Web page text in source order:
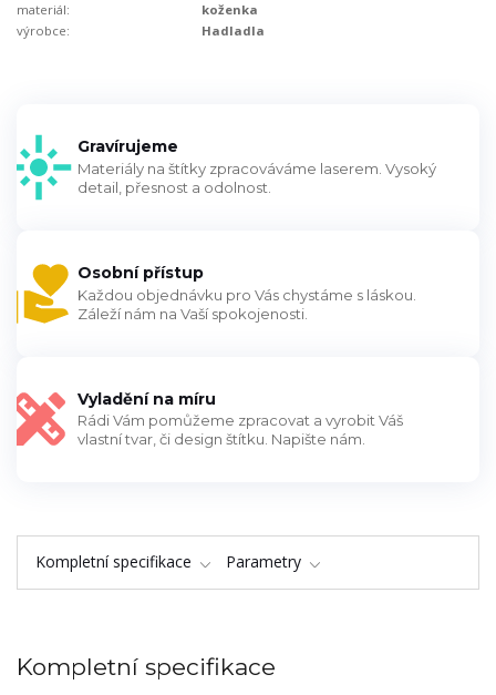
materiál:
koženka
výrobce:
Hadladla
Gravírujeme
Materiály na štítky zpracováváme laserem. Vysoký
detail, přesnost a odolnost.
Osobní přístup
Každou objednávku pro Vás chystáme s láskou.
Záleží nám na Vaší spokojenosti.
Vyladění na míru
Rádi Vám pomůžeme zpracovat a vyrobit Váš
vlastní tvar, či design štítku. Napište nám.
Kompletní specifikace Parametry
Kompletní specifikace